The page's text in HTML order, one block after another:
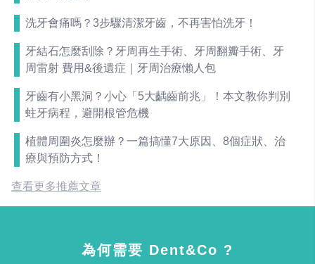
洗牙會痛嗎？3步驟清潔牙齒，不再害怕洗牙！
牙結石怎麼刮除？牙周再生手術、牙周翻瓣手術、牙
周雷射 費用&後遺症｜牙周治療懶人包
牙齒有小黑洞？小心「5大齲齒前兆」！本文教你判別
蛀牙病程，避開根管危機
植體周圍炎怎麼辦？一篇搞懂7大原因、8個症狀、治
療與預防方式！
查看更多推薦文章
為何需要 Dent&Co ?